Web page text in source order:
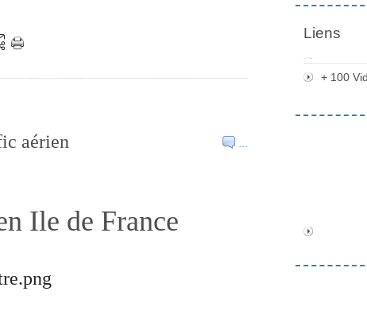
…
aérien
Ile de France
Liens
+ 100